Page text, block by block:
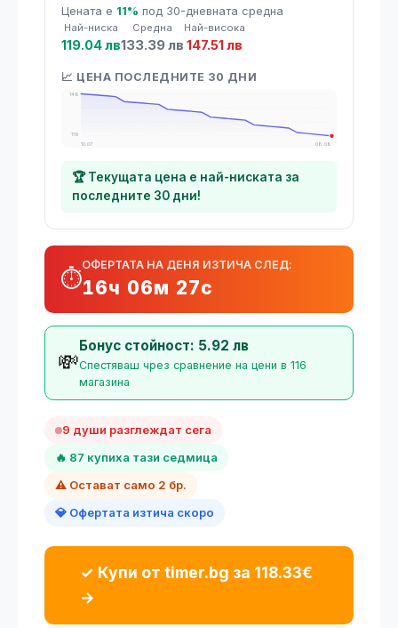
👍 Добра оферта
Цената е 11% под 30-дневната средна
Най-ниска
119.04 лв
Средна
133.39 лв
Най-висока
147.51 лв
📈 ЦЕНА ПОСЛЕДНИТЕ 30 ДНИ
148
119
10.07
08.08
🏆 Текущата цена е най-ниската за
последните 30 дни!
⏱️
ОФЕРТАТА НА ДЕНЯ ИЗТИЧА СЛЕД:
16ч 06м 26с
💸
Бонус стойност: 5.92 лв
Спестяваш чрез сравнение на цени в 116
магазина
9 души разглеждат сега
🔥 87 купиха тази седмица
⚠️ Остават само 2 бр.
💎 Офертата изтича скоро
✓ Купи от timer.bg за 118.33€
→